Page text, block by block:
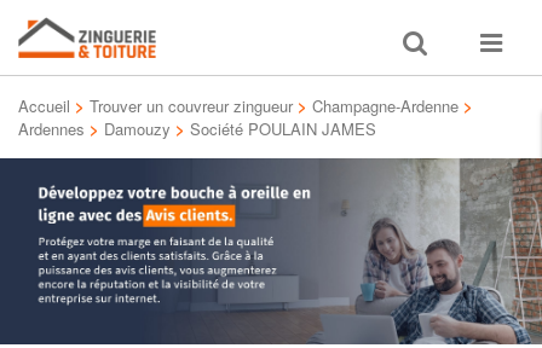
Toggle
search
Toggle
Accueil > Trouver un couvreur zingueur > Champagne-Ardenne >
Ardennes > Damouzy > Société POULAIN JAMES